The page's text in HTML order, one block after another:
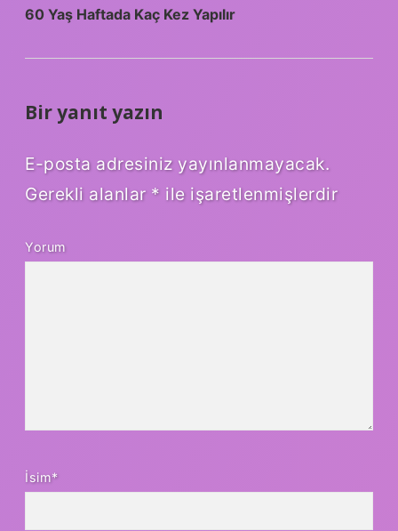
60 Yaş Haftada Kaç Kez Yapılır
Bir yanıt yazın
E-posta adresiniz yayınlanmayacak.
Gerekli alanlar * ile işaretlenmişlerdir
Yorum
İsim*